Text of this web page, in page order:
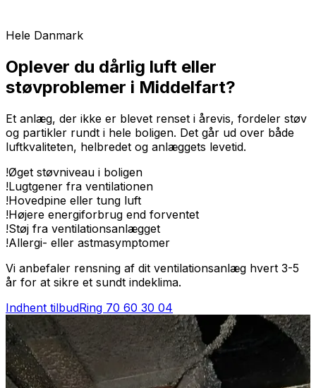
Hele Danmark
Oplever du dårlig luft eller
støvproblemer i Middelfart?
Et anlæg, der ikke er blevet renset i årevis, fordeler støv
og partikler rundt i hele boligen. Det går ud over både
luftkvaliteten, helbredet og anlæggets levetid.
!Øget støvniveau i boligen
!Lugtgener fra ventilationen
!Hovedpine eller tung luft
!Højere energiforbrug end forventet
!Støj fra ventilationsanlægget
!Allergi- eller astmasymptomer
Vi anbefaler rensning af dit ventilationsanlæg hvert 3-5
år for at sikre et sundt indeklima.
Indhent tilbudRing 70 60 30 04